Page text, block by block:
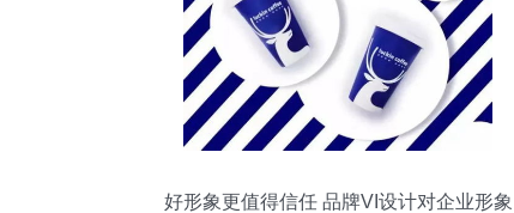
好形象更值得信任 品牌VI设计对企业形象